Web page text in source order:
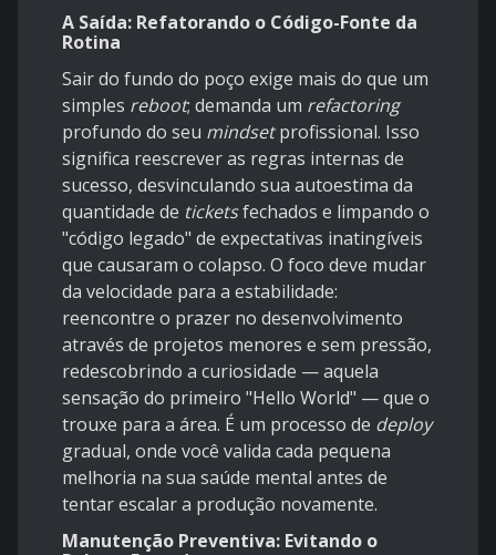
A Saída: Refatorando o Código-Fonte da
Rotina
Sair do fundo do poço exige mais do que um
simples reboot; demanda um refactoring
profundo do seu mindsetprofissional. Isso
significa reescrever as regras internas de
sucesso, desvinculando sua autoestima da
quantidade de ticketsfechados e limpando o
"código legado" de expectativas inatingíveis
que causaram o colapso. O foco deve mudar
da velocidade para a estabilidade:
reencontre o prazer no desenvolvimento
através de projetos menores e sem pressão,
redescobrindo a curiosidade — aquela
sensação do primeiro "Hello World" — que o
trouxe para a área. É um processo de deploy
gradual, onde você valida cada pequena
melhoria na sua saúde mental antes de
tentar escalar a produção novamente.
Manutenção Preventiva: Evitando o